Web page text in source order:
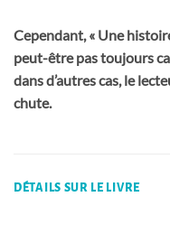
Cependant, « Une
peut-être pas toujours
dans d’autres cas, le
chute.
DÉTAILS SUR LE LIVRE